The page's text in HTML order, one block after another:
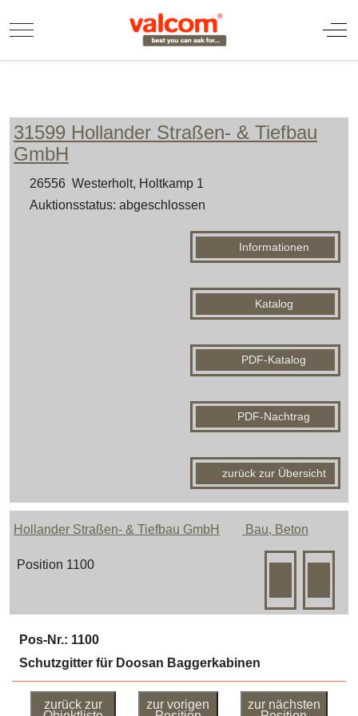
Mobile Menu Toggle Off-
31599 Hollander Straßen- & Tiefbau
GmbH
26556 Westerholt, Holtkamp 1
Auktionsstatus: abgeschlossen
Informationen
Katalog
PDF-Katalog
PDF-Nachtrag
zurück zur Übersicht
Hollander Straßen- & Tiefbau GmbH Bau, Beton
Position 1100
Pos-Nr.: 1100
Schutzgitter für Doosan Baggerkabinen
zurück zur
zur vorigen
zur nächsten